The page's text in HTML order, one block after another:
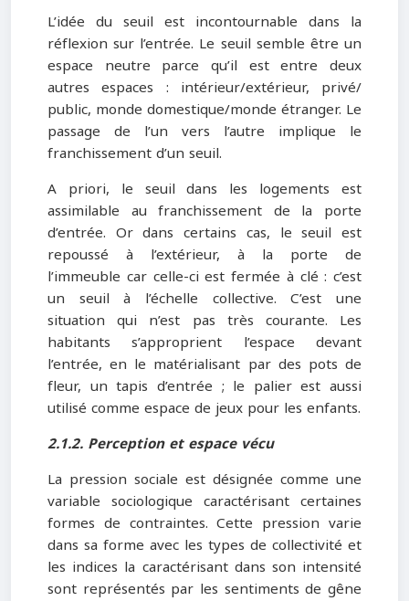
L’idée du seuil est incontournable dans la
réflexion sur l’entrée. Le seuil semble être un
espace neutre parce qu’il est entre deux
autres espaces : intérieur/extérieur, privé/
public, monde domestique/monde étranger. Le
passage de l’un vers l’autre implique le
franchissement d’un seuil.
A priori, le seuil dans les logements est
assimilable au franchissement de la porte
d’entrée. Or dans certains cas, le seuil est
repoussé à l’extérieur, à la porte de
l’immeuble car celle-ci est fermée à clé : c’est
un seuil à l’échelle collective. C’est une
situation qui n’est pas très courante. Les
habitants s’approprient l’espace devant
l’entrée, en le matérialisant par des pots de
fleur, un tapis d’entrée ; le palier est aussi
utilisé comme espace de jeux pour les enfants.
2.1.2. Perception et espace vécu
La pression sociale est désignée comme une
variable sociologique caractérisant certaines
formes de contraintes. Cette pression varie
dans sa forme avec les types de collectivité et
les indices la caractérisant dans son intensité
sont représentés par les sentiments de gêne